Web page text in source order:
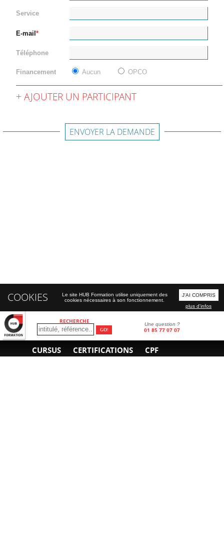
RECHERCHE Une question ?
01 85 77 07 07
CURSUS CERTIFICATIONS CPF
Service
E-mail
Téléphone
Financement Aucun OPCO
AJOUTER UN PARTICIPANT
ENVOYER LA DEMANDE
COOKIES
Le site HUB Formation utilise uniquement des
cookies nécessaires à son fonctionnement.
J'AI COMPRIS
plus d'infos